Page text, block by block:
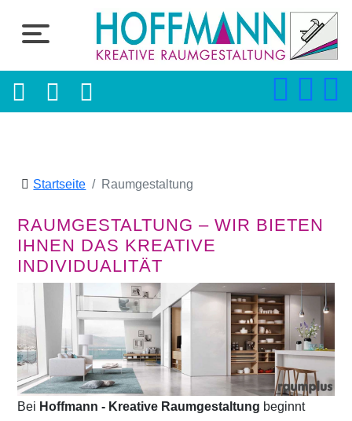
Startseite Raumgestaltung
RAUMGESTALTUNG – WIR BIETEN
IHNEN DAS KREATIVE
INDIVIDUALITÄT
Bei Hoffmann - Kreative Raumgestaltung beginnt